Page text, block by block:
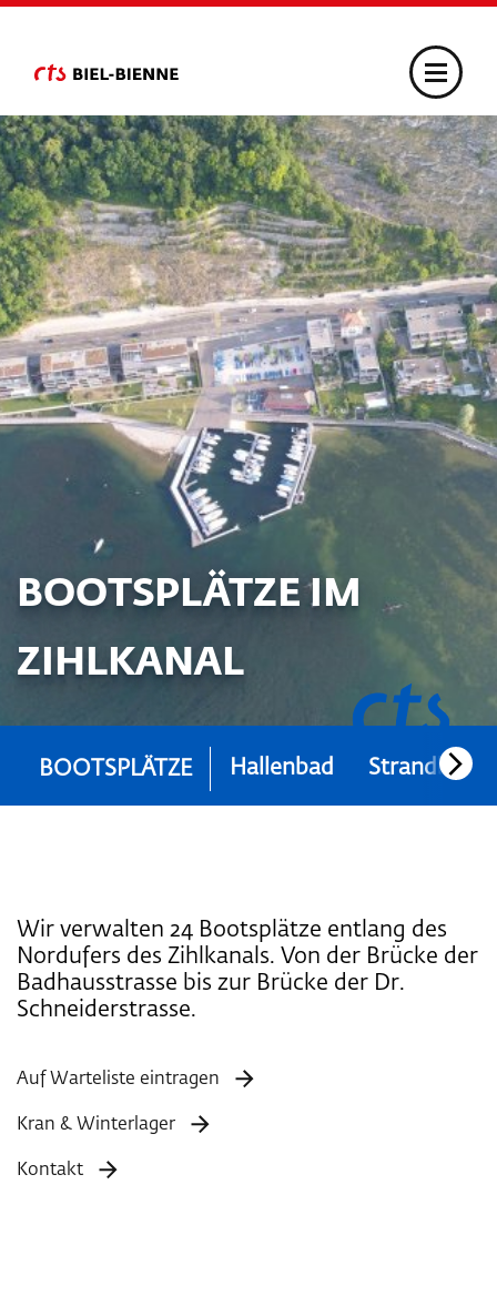
BOOTSPLÄTZE IM
ZIHLKANAL
BOOTSPLÄTZE Hallenbad Strandbad
Wir verwalten 24 Bootsplätze entlang des
Nordufers des Zihlkanals. Von der Brücke der
Badhausstrasse bis zur Brücke der Dr.
Schneiderstrasse.
Auf Warteliste eintragen
Kran & Winterlager
Kontakt